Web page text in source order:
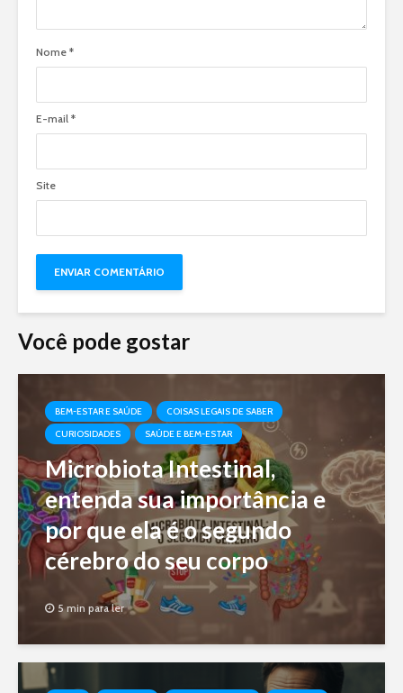
Nome *
E-mail *
Site
Você pode gostar
BEM-ESTAR E SAÚDE
COISAS LEGAIS DE SABER
CURIOSIDADES
SAÚDE E BEM-ESTAR
Microbiota Intestinal,
entenda sua importância e
por que ela é o segundo
cérebro do seu corpo
5 min para ler